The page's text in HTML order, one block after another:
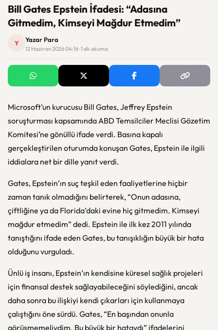
Bill Gates Epstein İfadesi: “Adasına
Gitmedim, Kimseyi Mağdur Etmedim”
Y Yazar Para
12 Haziran 2026 04:16 · 1 dk okuma
Microsoft’un kurucusu Bill Gates, Jeffrey Epstein
soruşturması kapsamında ABD Temsilciler Meclisi Gözetim
Komitesi’ne gönüllü ifade verdi. Basına kapalı
gerçekleştirilen oturumda konuşan Gates, Epstein ile ilgili
iddialara net bir dille yanıt verdi.
Gates, Epstein’ın suç teşkil eden faaliyetlerine hiçbir
zaman tanık olmadığını belirterek, “Onun adasına,
çiftliğine ya da Florida’daki evine hiç gitmedim. Kimseyi
mağdur etmedim” dedi. Epstein ile ilk kez 2011 yılında
tanıştığını ifade eden Gates, bu tanışıklığın büyük bir hata
olduğunu vurguladı.
Ünlü iş insanı, Epstein’ın kendisine küresel sağlık projeleri
için finansal destek sağlayabileceğini söylediğini, ancak
daha sonra bu ilişkiyi kendi çıkarları için kullanmaya
çalıştığını öne sürdü. Gates, “En başından onunla
görüşmemeliydim. Bu büyük bir hataydı” ifadelerini